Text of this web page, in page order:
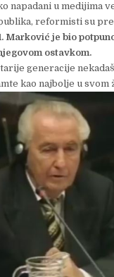
napadani u medijima
reformisti su
Marković je bio
ostavkom.
generacije
kao najbolje u svom